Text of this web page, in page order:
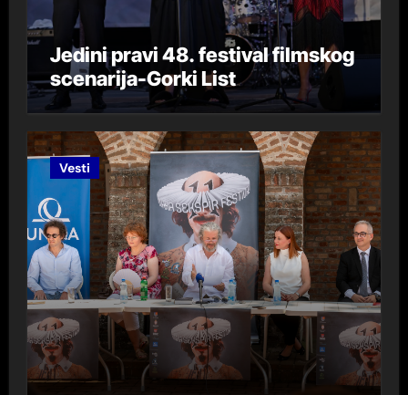
Jedini pravi 48. festival filmskog
scenarija-Gorki List
Vesti